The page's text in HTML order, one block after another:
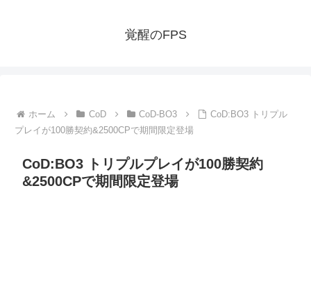
覚醒のFPS
ホーム CoD CoD-BO3
CoD:BO3 トリプル
プレイが100勝契約&2500CPで期間限定登場
CoD:BO3 トリプルプレイが100勝契約
&2500CPで期間限定登場